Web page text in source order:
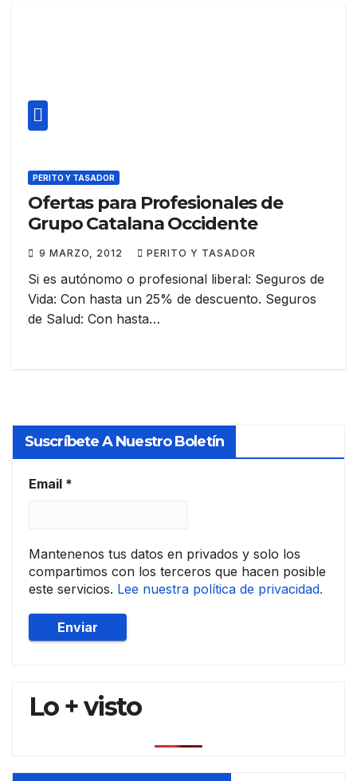
PERITO Y TASADOR
Ofertas para Profesionales de
Grupo Catalana Occidente
9 MARZO, 2012 PERITO Y TASADOR
Si es autónomo o profesional liberal: Seguros de
Vida: Con hasta un 25% de descuento. Seguros
de Salud: Con hasta…
Suscríbete A Nuestro Boletín
Email *
Mantenenos tus datos en privados y solo los
compartimos con los terceros que hacen posible
este servicios. Lee nuestra política de privacidad.
Lo + visto